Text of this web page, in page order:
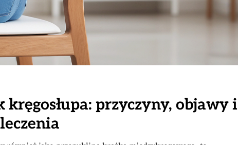
przyczyny, objawy i